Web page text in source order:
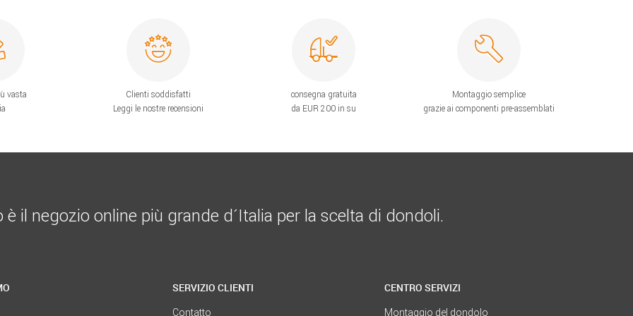
vasta
Clienti soddisfatti
Leggi le nostre recensioni
consegna gratuita
da EUR 200 in su
Montaggio semplice
grazie ai componenti pre-assemblati
il negozio online più grande d´Italia per la scelta di dondoli.
SERVIZIO CLIENTI
Contatto
CENTRO SERVIZI
Montaggio del dondolo